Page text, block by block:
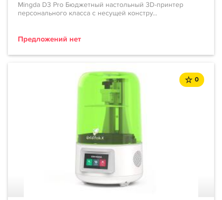
Mingda D3 Pro Бюджетный настольный 3D-принтер
персонального класса с несущей констру...
Предложений нет
0